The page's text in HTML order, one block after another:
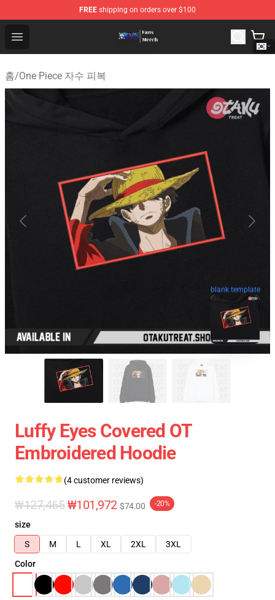
FREE shipping on orders over $100
Open menu
One Piece Store - Official One Piece Merchandise Shop
홈/One Piece 자수 피복
blank template
Luffy Eyes Covered OT
Embroidered Hoodie
(4 customer reviews)
₩127,465 ₩101,972 $74.00 -20%
size
S
M L XL 2XL
3XL
Color